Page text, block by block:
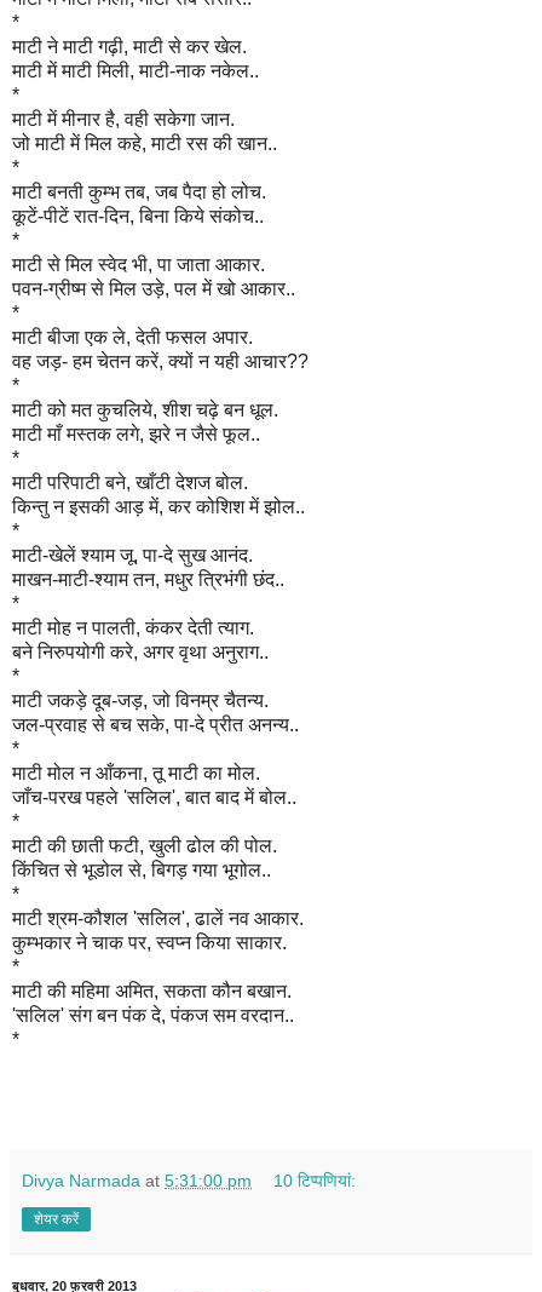
*
माटी ने माटी गढ़ी, माटी से कर खेल.
माटी में माटी मिली, माटी-नाक नकेल..
*
माटी में मीनार है, वही सकेगा जान.
जो माटी में मिल कहे, माटी रस की खान..
*
माटी बनती कुम्भ तब, जब पैदा हो लोच.
कूटें-पीटें रात-दिन, बिना किये संकोच..
*
माटी से मिल स्वेद भी, पा जाता आकार.
पवन-ग्रीष्म से मिल उड़े, पल में खो आकार..
*
माटी बीजा एक ले, देती फसल अपार.
वह जड़- हम चेतन करें, क्यों न यही आचार??
*
माटी को मत कुचलिये, शीश चढ़े बन धूल.
माटी माँ मस्तक लगे, झरे न जैसे फूल..
*
माटी परिपाटी बने, खाँटी देशज बोल.
किन्तु न इसकी आड़ में, कर कोशिश में झोल..
*
माटी-खेलें श्याम जू, पा-दे सुख आनंद.
माखन-माटी-श्याम तन, मधुर त्रिभंगी छंद..
*
माटी मोह न पालती, कंकर देती त्याग.
बने निरुपयोगी करे, अगर वृथा अनुराग..
*
माटी जकड़े दूब-जड़, जो विनम्र चैतन्य.
जल-प्रवाह से बच सके, पा-दे प्रीत अनन्य..
*
माटी मोल न आँकना, तू माटी का मोल.
जाँच-परख पहले 'सलिल', बात बाद में बोल..
*
माटी की छाती फटी, खुली ढोल की पोल.
किंचित से भूडोल से, बिगड़ गया भूगोल..
*
माटी श्रम-कौशल 'सलिल', ढालें नव आकार.
कुम्भकार ने चाक पर, स्वप्न किया साकार.
*
माटी की महिमा अमित, सकता कौन बखान.
'सलिल' संग बन पंक दे, पंकज सम वरदान..
*
Divya Narmada at 5:31:00 pm 10 टिप्‍पणियां:
शेयर करें
बुधवार, 20 फ़रवरी 2013